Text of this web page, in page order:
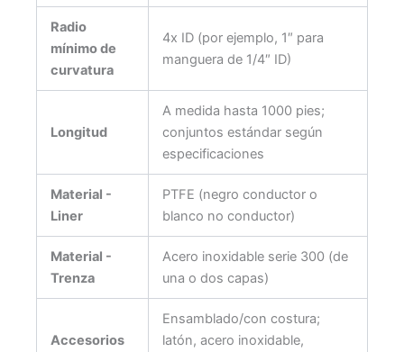
Radio
mínimo de
curvatura
4x ID (por ejemplo, 1″ para
manguera de 1/4″ ID)
Longitud
A medida hasta 1000 pies;
conjuntos estándar según
especificaciones
Material -
Liner
PTFE (negro conductor o
blanco no conductor)
Material -
Trenza
Acero inoxidable serie 300 (de
una o dos capas)
Accesorios
Ensamblado/con costura;
latón, acero inoxidable,